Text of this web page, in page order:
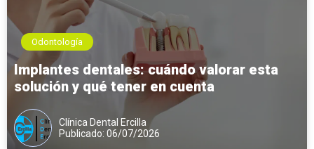
Odontología
Implantes dentales: cuándo valorar esta
solución y qué tener en cuenta
Clínica Dental Ercilla
Publicado: 06/07/2026